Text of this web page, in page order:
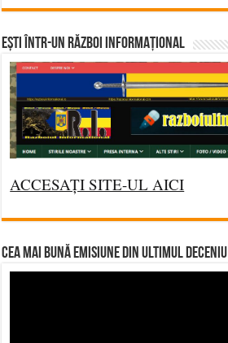
Ești într-un RĂZBOI INFORMAȚIONAL
ACCESAȚI SITE-UL AICI
CEA MAI BUNĂ EMISIUNE DIN ULTIMUL DECENIU